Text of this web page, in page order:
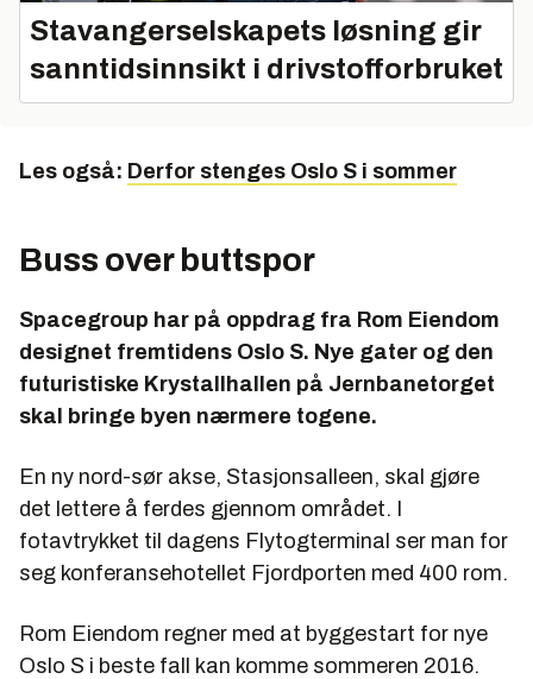
Stavangerselskapets løsning gir
sanntidsinnsikt i drivstofforbruket
Les også: Derfor stenges Oslo S i sommer
Buss over buttspor
Spacegroup har på oppdrag fra Rom Eiendom
designet fremtidens Oslo S. Nye gater og den
futuristiske Krystallhallen på Jernbanetorget
skal bringe byen nærmere togene.
En ny nord-sør akse, Stasjonsalleen, skal gjøre
det lettere å ferdes gjennom området. I
fotavtrykket til dagens Flytogterminal ser man for
seg konferansehotellet Fjordporten med 400 rom.
Rom Eiendom regner med at byggestart for nye
Oslo S i beste fall kan komme sommeren 2016.